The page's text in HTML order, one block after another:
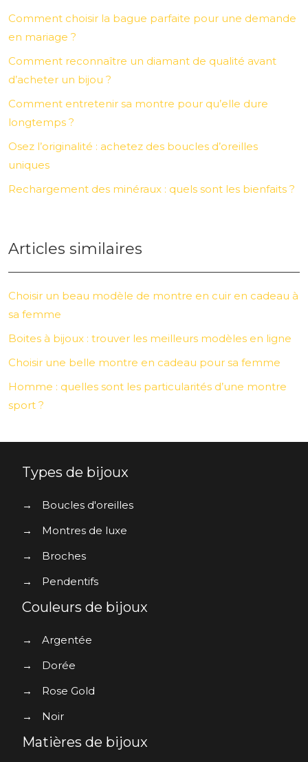
Comment choisir la bague parfaite pour une demande
en mariage ?
Comment reconnaître un diamant de qualité avant
d’acheter un bijou ?
Comment entretenir sa montre pour qu’elle dure
longtemps ?
Osez l’originalité : achetez des boucles d’oreilles
uniques
Rechargement des minéraux : quels sont les bienfaits ?
Articles similaires
Choisir un beau modèle de montre en cuir en cadeau à
sa femme
Boites à bijoux : trouver les meilleurs modèles en ligne
Choisir une belle montre en cadeau pour sa femme
Homme : quelles sont les particularités d’une montre
sport ?
Types de bijoux
→
Boucles d'oreilles
→
Montres de luxe
→
Broches
→
Pendentifs
Couleurs de bijoux
→
Argentée
→
Dorée
→
Rose Gold
→
Noir
Matières de bijoux